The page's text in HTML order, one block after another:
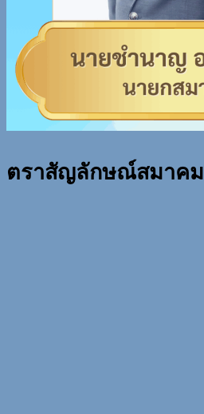
ตราสัญลักษณ์สมาคม